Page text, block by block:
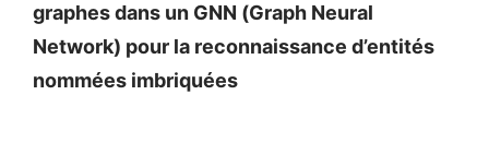
graphes dans un GNN (Graph Neural
Network) pour la reconnaissance d’entités
nommées imbriquées